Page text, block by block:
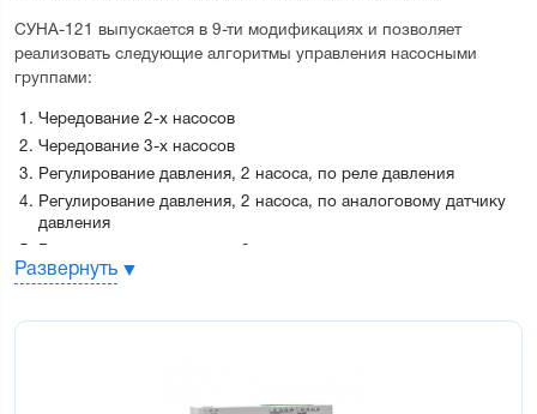
СУНА-121 выпускается в 9-ти модификациях и позволяет
реализовать следующие алгоритмы управления насосными
группами:
Чередование 2-х насосов
Чередование 3-х насосов
Регулирование давления, 2 насоса, по реле давления
Регулирование давления, 2 насоса, по аналоговому датчику
давления
давления
датчики уровня
Развернуть